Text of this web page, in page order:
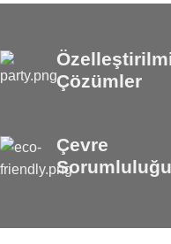
Çözümler
Çevre
Sorumluluğu